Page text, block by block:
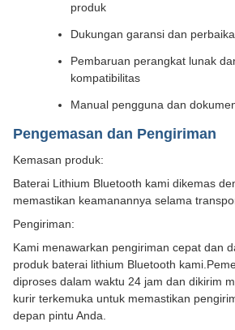
produk
Dukungan garansi dan
Pembaruan perangkat lunak
kompatibilitas
Manual pengguna dan
Pengemasan dan Pengiriman
Kemasan produk:
Baterai Lithium Bluetooth kami dikemas
memastikan keamanannya selama
Pengiriman:
Kami menawarkan pengiriman cepat dan
produk baterai lithium Bluetooth
diproses dalam waktu 24 jam dan dikirim
kurir terkemuka untuk memastikan
depan pintu Anda.